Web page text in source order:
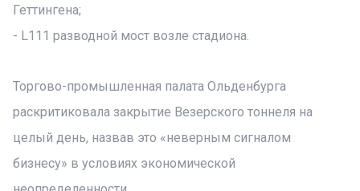
Геттингена;
- L111 разводной мост возле стадиона.
Торгово-промышленная палата Ольденбурга
раскритиковала закрытие Везерского тоннеля на
целый день, назвав это «неверным сигналом
бизнесу» в условиях экономической